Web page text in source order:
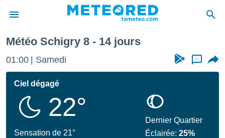
de
Météo Schigry 8 - 14 jours
01:00 Samedi ...
Ciel dégagé
22°
Sensation de 21°
Dernier Quartier
Éclairée:25%